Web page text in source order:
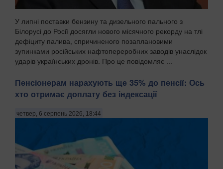
У липні поставки бензину та дизельного пального з
Білорусі до Росії досягли нового місячного рекорду на тлі
дефіциту палива, спричиненого позаплановими
зупинками російських нафтопереробних заводів унаслідок
ударів українських дронів. Про це повідомляє ...
Пенсіонерам нарахують ще 35% до пенсії: Ось
хто отримає доплату без індексації
четвер, 6 серпень 2026, 18:44